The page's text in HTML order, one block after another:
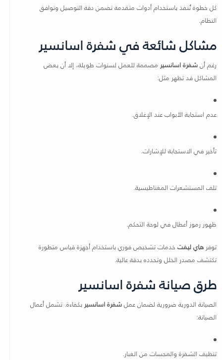
كل خطوة تُنفذ باستخدام أدوات متقدمة تضمن دقة التوصيل وتوافق
النظام.
مشاكل شائعة في شفرة اسانسير
رغم أنشفرة اسانسير مصممة للعمل لسنوات طويلة، إلا أن بعض
المشاكل قد تظهر مثل:
عدم استجابة الأبواب عند الإغلاق.
تأخير في الاستجابة للإشارات.
تلف المستشعرات المغناطيسية.
ظهور رموز أعطال في لوحة التحكم.
توفر هاي ليفت خدمات تشخيص فوري باستخدام أجهزة قياس متطورة
تكتشف مصدر الخلل وتحدده بدقة عالية.
طرق صيانة شفرة اسانسير
الصيانة الدورية ضرورية لضمان عملشفرة اسانسير بكفاءة. تشمل أعمال
الصيانة:
تنظيف الشفرة والمجسات من الغبار.